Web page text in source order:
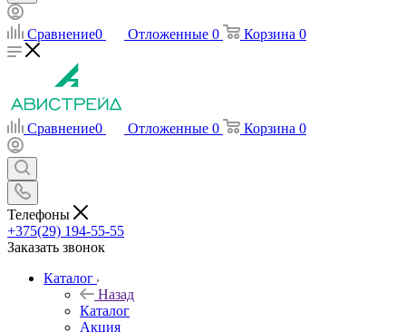
Сравнение0 Отложенные 0 Корзина 0
Сравнение0 Отложенные 0 Корзина 0
Телефоны
+375(29) 194-55-55
Заказать звонок
Каталог
Назад
Каталог
Акция